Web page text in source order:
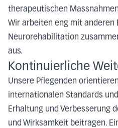
therapeutischen
Wir arbeiten eng mit anderen
Neurorehabilitation
aus.
Kontinuierliche
Unsere Pflegenden
internationalen Standards
Erhaltung und Verbesserung
und Wirksamkeit beitragen.